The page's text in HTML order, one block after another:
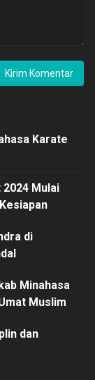
Karate
Mulai
di
Minahasa
Muslim
dan